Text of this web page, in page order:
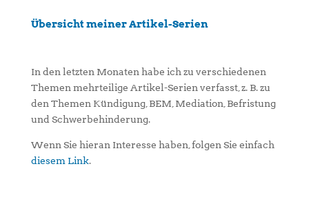
Übersicht meiner Artikel-Serien
In den letzten Monaten habe ich zu verschiedenen
Themen mehrteilige Artikel-Serien verfasst, z. B. zu
den Themen Kündigung, BEM, Mediation, Befristung
und Schwerbehinderung.
Wenn Sie hieran Interesse haben, folgen Sie einfach
diesem Link.